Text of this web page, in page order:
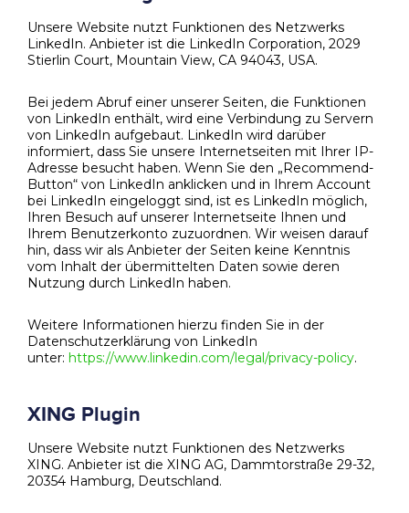
Unsere Website nutzt Funktionen des Netzwerks
LinkedIn. Anbieter ist die LinkedIn Corporation, 2029
Stierlin Court, Mountain View, CA 94043, USA.
Bei jedem Abruf einer unserer Seiten, die Funktionen
von LinkedIn enthält, wird eine Verbindung zu Servern
von LinkedIn aufgebaut. LinkedIn wird darüber
informiert, dass Sie unsere Internetseiten mit Ihrer IP-
Adresse besucht haben. Wenn Sie den „Recommend-
Button“ von LinkedIn anklicken und in Ihrem Account
bei LinkedIn eingeloggt sind, ist es LinkedIn möglich,
Ihren Besuch auf unserer Internetseite Ihnen und
Ihrem Benutzerkonto zuzuordnen. Wir weisen darauf
hin, dass wir als Anbieter der Seiten keine Kenntnis
vom Inhalt der übermittelten Daten sowie deren
Nutzung durch LinkedIn haben.
Weitere Informationen hierzu finden Sie in der
Datenschutzerklärung von LinkedIn
unter: https://www.linkedin.com/legal/privacy-policy.
XING Plugin
Unsere Website nutzt Funktionen des Netzwerks
XING. Anbieter ist die XING AG, Dammtorstraße 29-32,
20354 Hamburg, Deutschland.